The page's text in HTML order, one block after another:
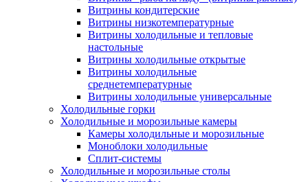
Витрины кондитерские
Витрины низкотемпературные
Витрины холодильные и тепловые
настольные
Витрины холодильные открытые
Витрины холодильные
среднетемпературные
Витрины холодильные универсальные
Холодильные горки
Холодильные и морозильные камеры
Камеры холодильные и морозильные
Моноблоки холодильные
Сплит-системы
Холодильные и морозильные столы